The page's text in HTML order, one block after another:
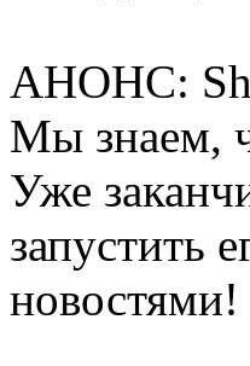
АНОНС:
Мы знаем,
Уже
запустить
новостями!